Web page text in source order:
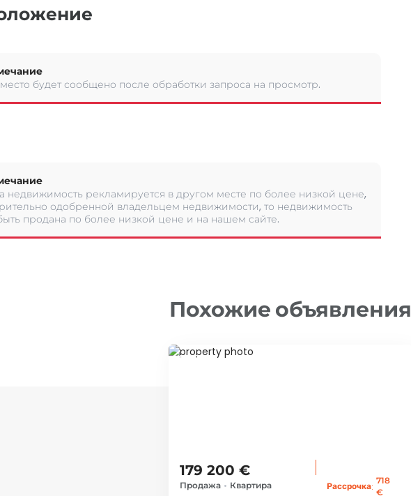
будет сообщено после обработки запроса на просмотр.
недвижимость рекламируется в другом месте по более низкой цене,
одобренной владельцем недвижимости, то недвижимость
продана по более низкой цене и на нашем сайте.
Похожие объявления
ID 78743
179 200 €
Продажа • Квартира Рассрочка: 718
€